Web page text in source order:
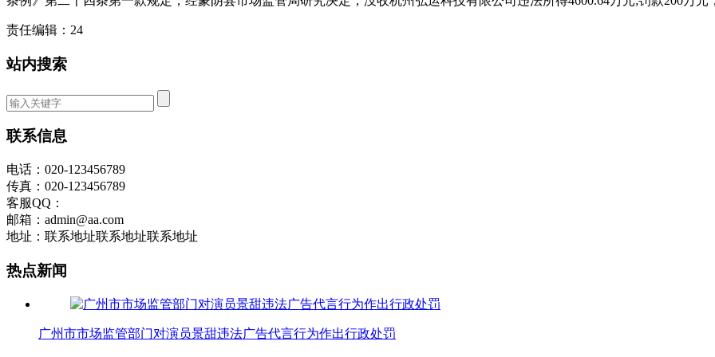
责任编辑：24
站内搜索
联系信息
电话：020-123456789
传真：020-123456789
客服QQ：
邮箱：admin@aa.com
地址：联系地址联系地址联系地址
热点新闻
广州市市场监管部门对演员景甜违法广告代言行为作出行政处罚